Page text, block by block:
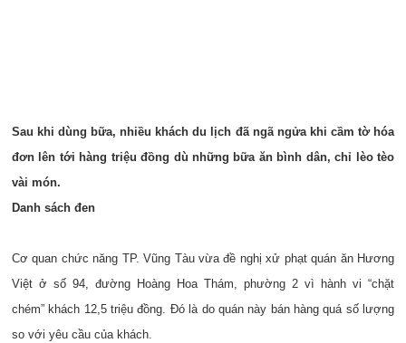
Sau khi dùng bữa, nhiều khách du lịch đã ngã ngửa khi cầm tờ hóa
đơn lên tới hàng triệu đồng dù những bữa ăn bình dân, chỉ lèo tèo
vài món.
Danh sách đen
Cơ quan chức năng TP. Vũng Tàu vừa đề nghị xử phạt quán ăn Hương
Việt ở số 94, đường Hoàng Hoa Thám, phường 2 vì hành vi “chặt
chém” khách 12,5 triệu đồng. Đó là do quán này bán hàng quá số lượng
so với yêu cầu của khách.